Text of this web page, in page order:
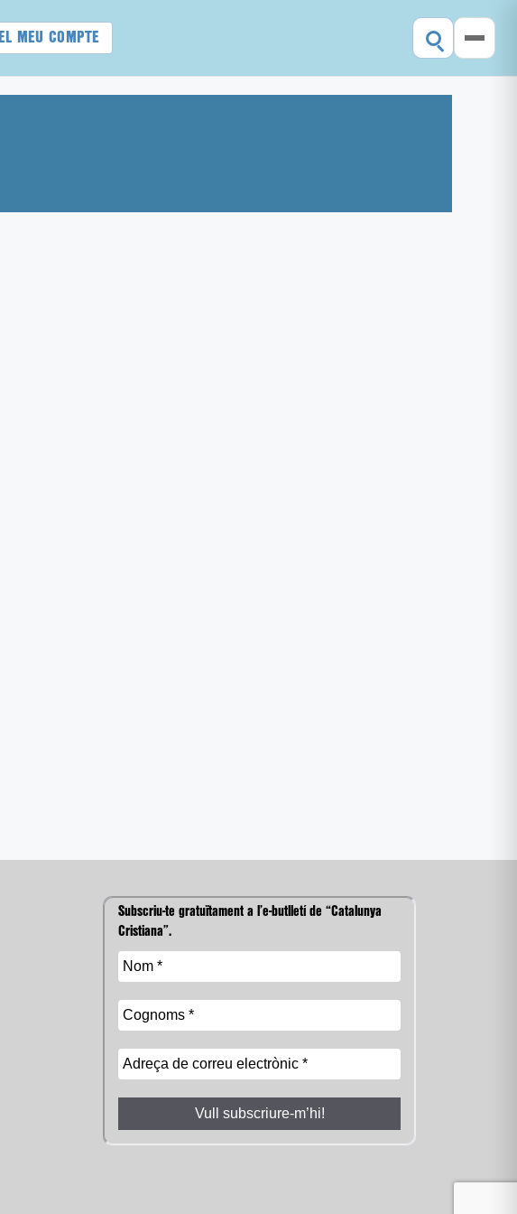
EL MEU COMPTE
Subscriu-te gratuïtament a l’e-butlletí de “Catalunya
Cristiana”.